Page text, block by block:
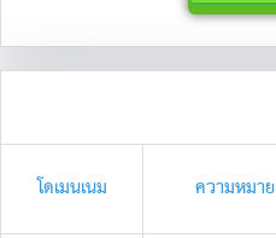
โดเมนเนม ความหมาย